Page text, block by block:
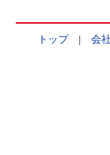
トップ| 会